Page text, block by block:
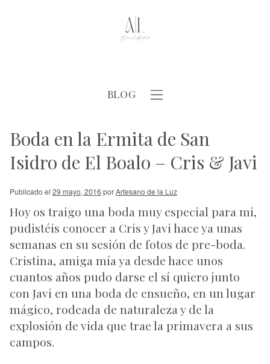
BLOG
Boda en la Ermita de San
Isidro de El Boalo – Cris & Javi
Publicado el 29 mayo, 2016 porArtesano de la Luz
Hoy os traigo una boda muy especial para mi,
pudistéis conocer a Cris y Javi hace ya unas
semanas en su sesión de fotos de pre-boda.
Cristina, amiga mía ya desde hace unos
cuantos años pudo darse el sí quiero junto
con Javi en una boda de ensueño, en un lugar
mágico, rodeada de naturaleza y de la
explosión de vida que trae la primavera a sus
campos.